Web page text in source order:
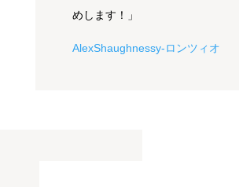
めします！」
AlexShaughnessy-ロンツィオ